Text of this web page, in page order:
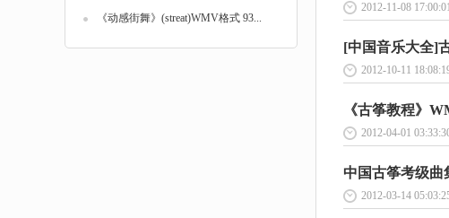
《动感街舞》(streat)WMV格式 93...
2012-11-08
[中国音乐大全]
2012-10-11
《古筝教程》
2012-04-01
中国古筝考级曲
2012-03-14